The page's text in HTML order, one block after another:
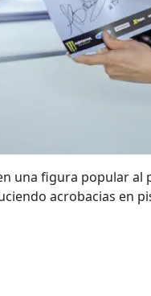
una figura popular al
acrobacias en